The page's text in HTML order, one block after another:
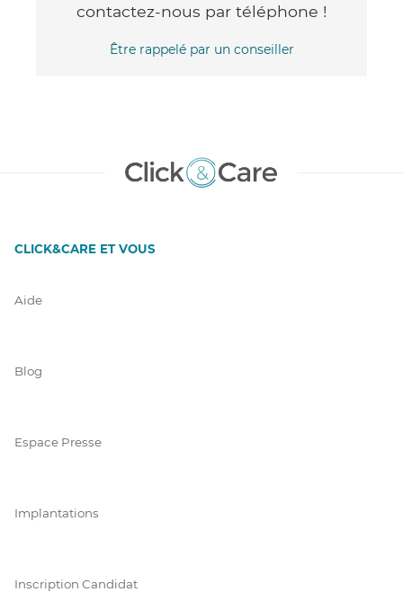
contactez-nous par téléphone !
Être rappelé par un conseiller
CLICK&CARE ET VOUS
Aide
Blog
Espace Presse
Implantations
Inscription Candidat